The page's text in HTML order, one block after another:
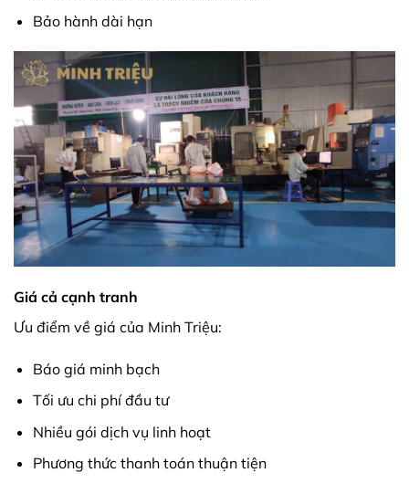
Bảo hành dài hạn
Giá cả cạnh tranh
Ưu điểm về giá của Minh Triệu:
Báo giá minh bạch
Tối ưu chi phí đầu tư
Nhiều gói dịch vụ linh hoạt
Phương thức thanh toán thuận tiện